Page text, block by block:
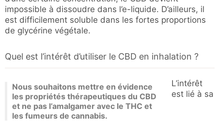
impossible à dissoudre dans l’e-liquide. D’ailleurs, il
est difficilement soluble dans les fortes proportions
de glycérine végétale.
Quel est l’intérêt d’utiliser le CBD en inhalation ?
Nous souhaitons mettre en évidence
les propriétés thérapeutiques du CBD
et ne pas l’amalgamer avec le THC et
les fumeurs de cannabis.
L’intérêt
est lié à sa